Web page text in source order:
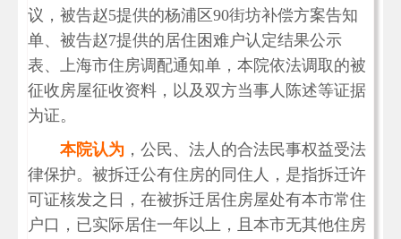
议，被告赵5提供的杨浦区90街坊补偿方案告知
单、被告赵7提供的居住困难户认定结果公示
表、上海市住房调配通知单，本院依法调取的被
征收房屋征收资料，以及双方当事人陈述等证据
为证。
本院认为 ，公民、法人的合法民事权益受法
律保护。被拆迁公有住房的同住人，是指拆迁许
可证核发之日，在被拆迁居住房屋处有本市常住
户口，已实际居住一年以上，且本市无其他住房